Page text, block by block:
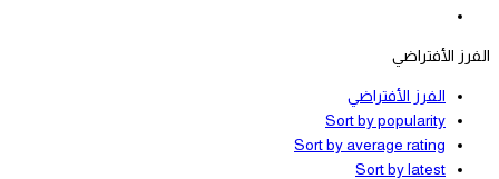
الفرز الأفتراضي
الفرز الأفتراضي
Sort by popularity
Sort by average rating
Sort by latest